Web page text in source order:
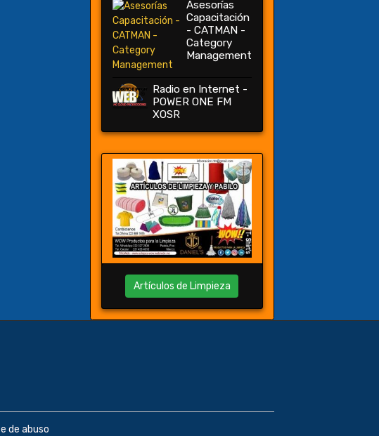
Asesorías
Capacitación
- CATMAN -
Category
Management
Radio en Internet -
POWER ONE FM
XOSR
Artículos de Limpieza
de abuso